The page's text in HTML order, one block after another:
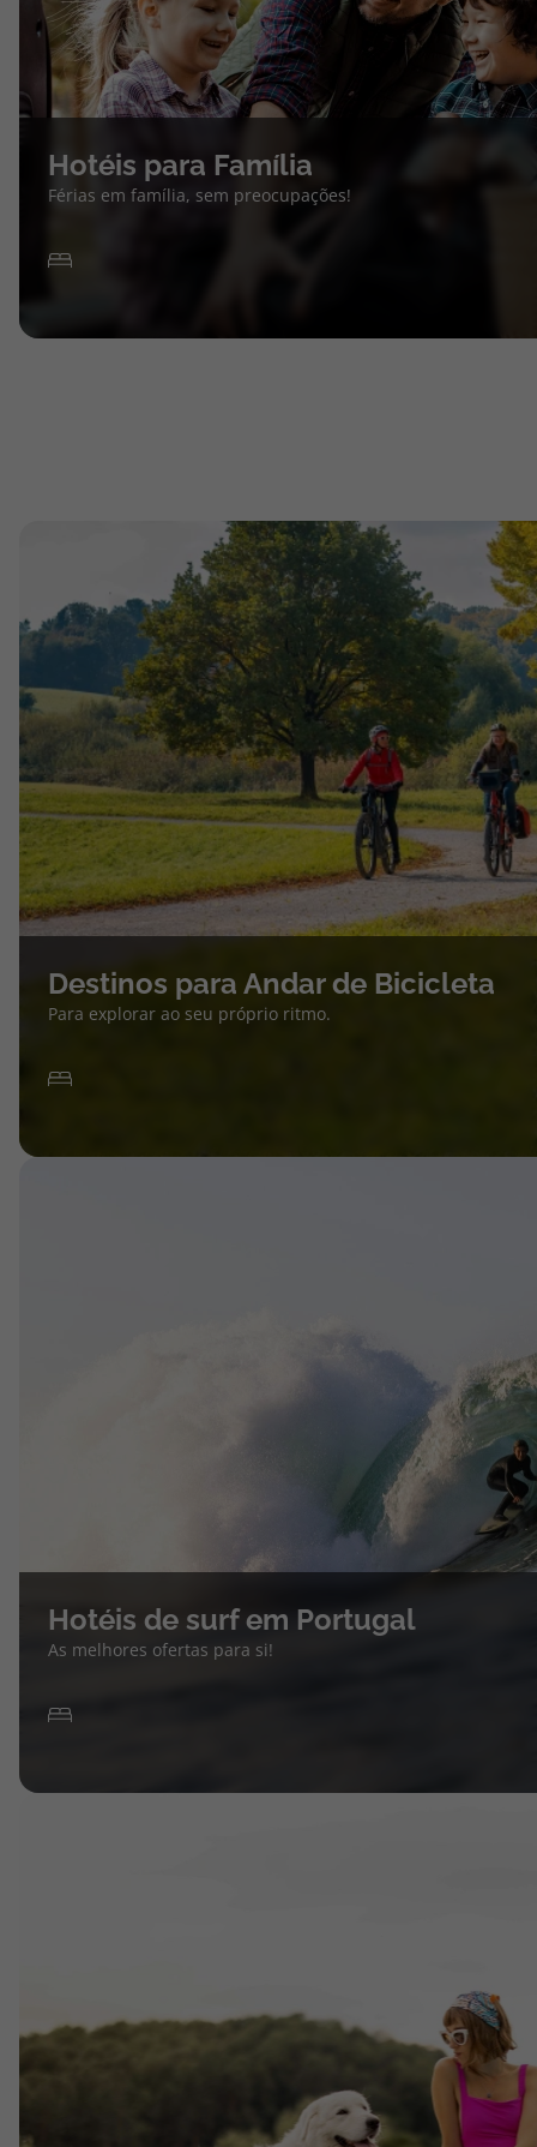
Hotéis para Família
Férias em família, sem preocupações!
Destinos para Andar de Bicicleta
Para explorar ao seu próprio ritmo.
Hotéis de surf em Portugal
As melhores ofertas para si!